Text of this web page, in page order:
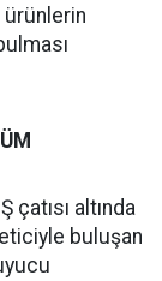
çatısı altında
buluşan